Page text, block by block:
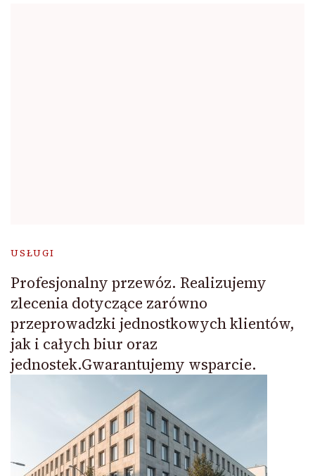
USŁUGI
Profesjonalny przewóz. Realizujemy
zlecenia dotyczące zarówno
przeprowadzki jednostkowych klientów,
jak i całych biur oraz
jednostek.Gwarantujemy wsparcie.